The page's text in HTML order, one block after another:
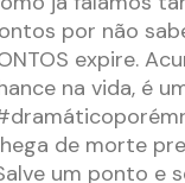
por não
expire.
na vida, é
de morte
um ponto e